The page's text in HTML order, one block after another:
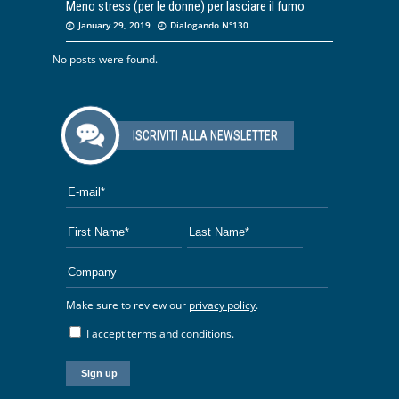
Meno stress (per le donne) per lasciare il fumo
January 29, 2019 Dialogando N°130
No posts were found.
ISCRIVITI ALLA NEWSLETTER
Make sure to review our privacy policy.
I accept terms and conditions.